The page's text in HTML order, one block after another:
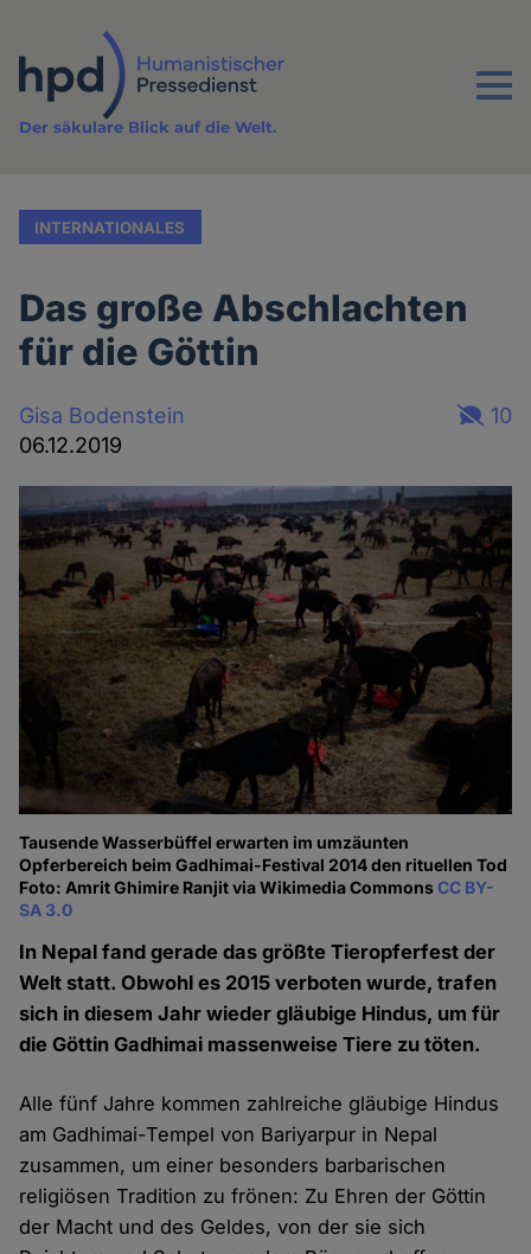
Inhalt
Menu
Der säkulare Blick auf die Welt.
INTERNATIONALES
Das große Abschlachten
für die Göttin
Gisa Bodenstein
06.12.2019
10
Tausende Wasserbüffel erwarten im umzäunten
Opferbereich beim Gadhimai-Festival 2014 den rituellen Tod
Foto: Amrit Ghimire Ranjit via Wikimedia CommonsCC BY-
SA 3.0
In Nepal fand gerade das größte Tieropferfest der
Welt statt. Obwohl es 2015 verboten wurde, trafen
sich in diesem Jahr wieder gläubige Hindus, um für
die Göttin Gadhimai massenweise Tiere zu töten.
Alle fünf Jahre kommen zahlreiche gläubige Hindus
am Gadhimai-Tempel von Bariyarpur in Nepal
zusammen, um einer besonders barbarischen
religiösen Tradition zu frönen: Zu Ehren der Göttin
der Macht und des Geldes, von der sie sich